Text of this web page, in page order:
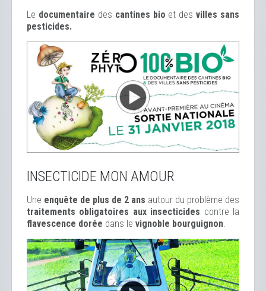
Le documentaire des cantines bio et desvilles sans
pesticides.
INSECTICIDE MON AMOUR
Une enquête de plus de 2 ans autour du problème des
traitements obligatoires aux insecticides contre la
flavescence dorée dans le vignoble bourguignon.